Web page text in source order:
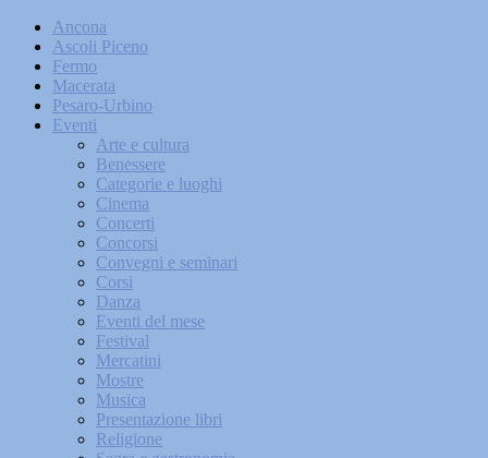
Ancona
Ascoli Piceno
Fermo
Macerata
Pesaro-Urbino
Eventi
Arte e cultura
Benessere
Categorie e luoghi
Cinema
Concerti
Concorsi
Convegni e seminari
Corsi
Danza
Eventi del mese
Festival
Mercatini
Mostre
Musica
Presentazione libri
Religione